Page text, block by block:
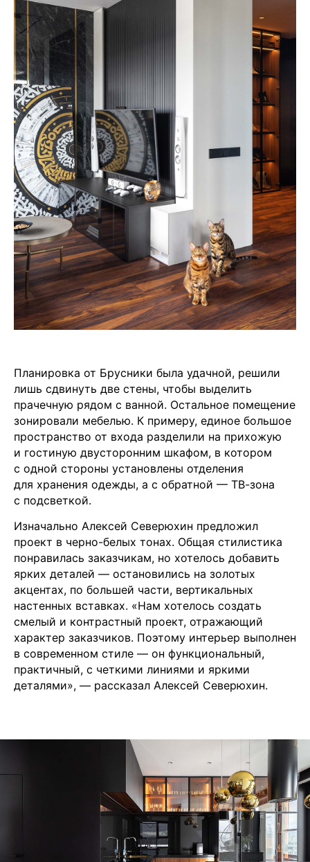
Планировка от Брусники была удачной, решили
лишь сдвинуть две стены, чтобы выделить
прачечную рядом с ванной. Остальное помещение
зонировали мебелью. К примеру, единое большое
пространство от входа разделили на прихожую
и гостиную двусторонним шкафом, в котором
с одной стороны установлены отделения
для хранения одежды, а с обратной — ТВ-зона
с подсветкой.
Изначально Алексей Северюхин предложил
проект в черно-белых тонах. Общая стилистика
понравилась заказчикам, но хотелось добавить
ярких деталей — остановились на золотых
акцентах, по большей части, вертикальных
настенных вставках. «Нам хотелось создать
смелый и контрастный проект, отражающий
характер заказчиков. Поэтому интерьер выполнен
в современном стиле — он функциональный,
практичный, с четкими линиями и яркими
деталями», — рассказал Алексей Северюхин.